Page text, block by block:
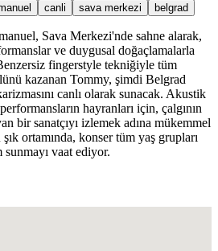
canli sava merkezi belgrad
Sava Merkezi'nde sahne alarak,
ve duygusal doğaçlamalarla
fingerstyle tekniğiyle tüm
kazanan Tommy, şimdi Belgrad
canlı olarak sunacak. Akustik
hayranları için, çalgının
bir sanatçıyı izlemek adına mükemmel
ortamında, konser tüm yaş grupları
vaat ediyor.